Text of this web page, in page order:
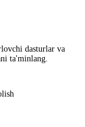
dasturlar va
ta'minlang.